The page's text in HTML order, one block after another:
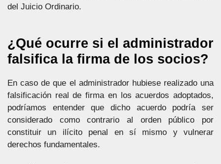
del Juicio Ordinario.
¿Qué ocurre si el administrador
falsifica la firma de los socios?
En caso de que el administrador hubiese realizado una
falsificación real de firma en los acuerdos adoptados,
podríamos entender que dicho acuerdo podría ser
considerado como contrario al orden público por
constituir un ilícito penal en sí mismo y vulnerar
derechos fundamentales.